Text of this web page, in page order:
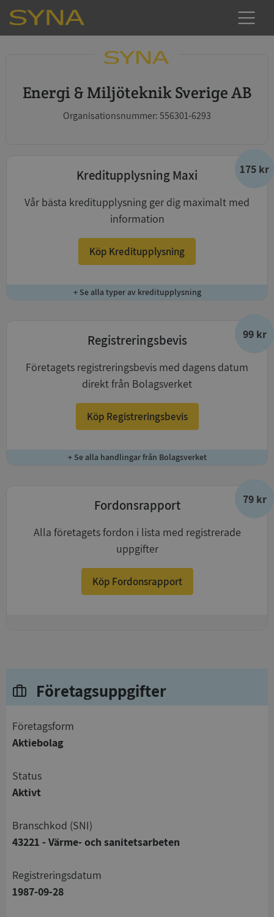
Energi & Miljöteknik Sverige AB
Organisationsnummer: 556301-6293
175 kr
Kreditupplysning Maxi
Vår bästa kreditupplysning ger dig maximalt med
information
Köp Kreditupplysning
+ Se alla typer av kreditupplysning
99 kr
Registreringsbevis
Företagets registreringsbevis med dagens datum
direkt från Bolagsverket
Köp Registreringsbevis
+ Se alla handlingar från Bolagsverket
79 kr
Fordonsrapport
Alla företagets fordon i lista med registrerade
uppgifter
Köp Fordonsrapport
Företagsuppgifter
företagsform
Aktiebolag
status
Aktivt
branschkod (SNI)
43221 - Värme- och sanitetsarbeten
registreringsdatum
1987-09-28